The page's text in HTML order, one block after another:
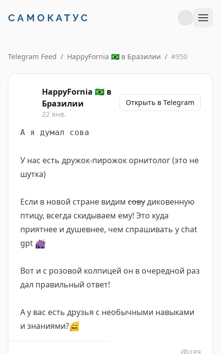
Telegram Feed / HappyFornia 🇧🇷 в Бразилии / #950
HappyFornia 🇧🇷 в
Бразилии
22 янв.
Открыть в Telegram
А я думал сова
У нас есть дружок-пирожок орнитолог (это не
шутка)
Если в новой стране видим совудиковенную
птицу, всегда скидываем ему! Это куда
приятнее и душевнее, чем спрашивать у chat
gpt 👾
Вот и с розовой колпицей он в очередной раз
дал правильный ответ!
А у вас есть друзья с необычными навыками
и знаниями?😄